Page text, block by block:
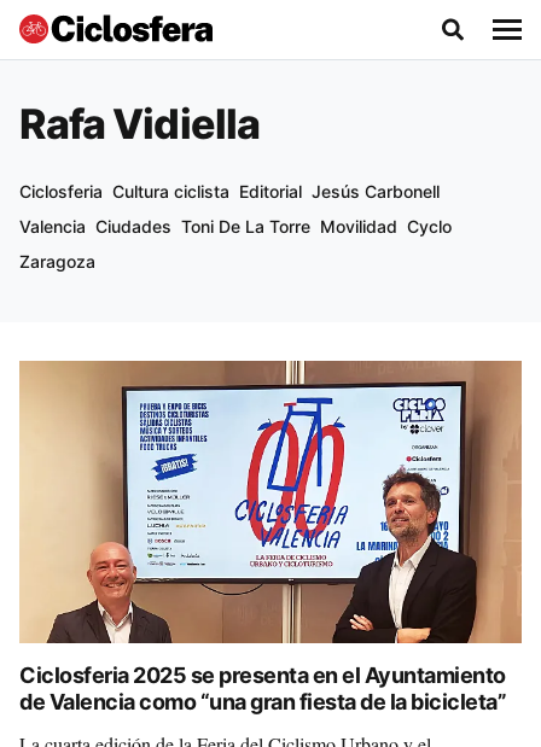
Rafa Vidiella
Ciclosferia Cultura ciclista Editorial Jesús Carbonell
Valencia Ciudades Toni De La Torre Movilidad Cyclo
Zaragoza
Ciclosferia 2025 se presenta en el Ayuntamiento
de Valencia como “una gran fiesta de la bicicleta”